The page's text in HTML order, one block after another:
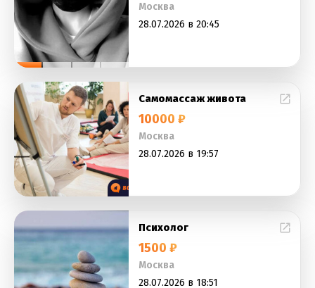
Москва
28.07.2026 в 20:45
Самомассаж живота
10000 ₽
Москва
28.07.2026 в 19:57
Психолог
1500 ₽
Москва
28.07.2026 в 18:51